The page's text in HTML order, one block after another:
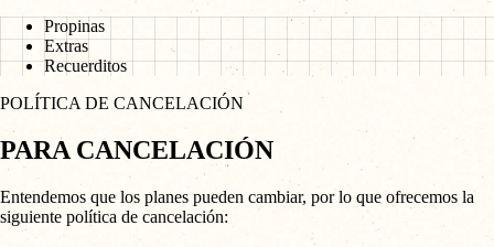
Propinas
Extras
Recuerditos
POLÍTICA DE CANCELACIÓN
PARA CANCELACIÓN
Entendemos que los planes pueden cambiar, por lo que ofrecemos la
siguiente política de cancelación: